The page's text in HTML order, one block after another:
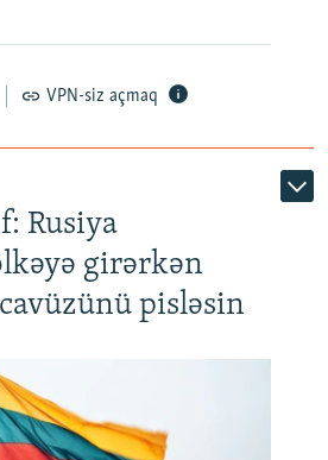
VPN-siz açmaq
Rusiya
girərkən
pisləsin